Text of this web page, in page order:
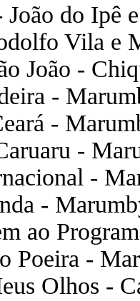
do Ipê
Vila e
João -
-
-
-
-
-
ao
Poeira -
Olhos -